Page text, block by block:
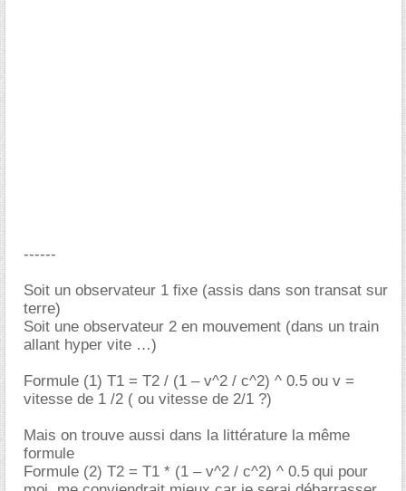
------
Soit un observateur 1 fixe (assis dans son transat sur
terre)
Soit une observateur 2 en mouvement (dans un train
allant hyper vite …)
Formule (1) T1 = T2 / (1 – v^2 / c^2) ^ 0.5 ou v =
vitesse de 1 /2 ( ou vitesse de 2/1 ?)
Mais on trouve aussi dans la littérature la même
formule
Formule (2) T2 = T1 * (1 – v^2 / c^2) ^ 0.5 qui pour